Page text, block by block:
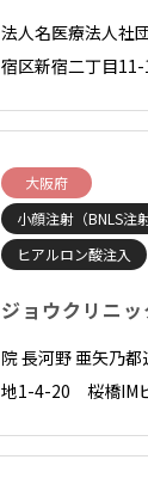
法人名医療法人社
宿区新宿二丁目
大阪府
小顔注射（BNLS注射
ヒアルロン酸注入
ジョウクリニ
院 長河野 亜矢乃
地1-4-20 桜橋IM